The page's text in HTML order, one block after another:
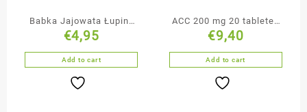
Babka Jajowata Łupiny
150g
€4,95
Add to cart
ACC 200 mg 20 tabletek
musujących
€9,40
Add to cart